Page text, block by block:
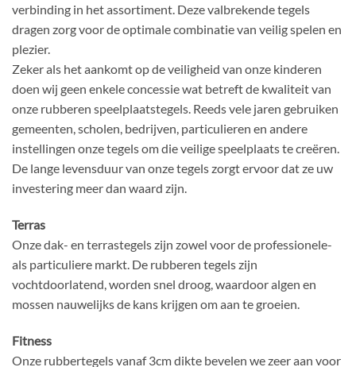
verbinding in het assortiment. Deze valbrekende tegels
dragen zorg voor de optimale combinatie van veilig spelen en
plezier.
Zeker als het aankomt op de veiligheid van onze kinderen
doen wij geen enkele concessie wat betreft de kwaliteit van
onze rubberen speelplaatstegels. Reeds vele jaren gebruiken
gemeenten, scholen, bedrijven, particulieren en andere
instellingen onze tegels om die veilige speelplaats te creëren.
De lange levensduur van onze tegels zorgt ervoor dat ze uw
investering meer dan waard zijn.
Terras
Onze dak- en terrastegels zijn zowel voor de professionele-
als particuliere markt. De rubberen tegels zijn
vochtdoorlatend, worden snel droog, waardoor algen en
mossen nauwelijks de kans krijgen om aan te groeien.
Fitness
Onze rubbertegels vanaf 3cm dikte bevelen we zeer aan voor